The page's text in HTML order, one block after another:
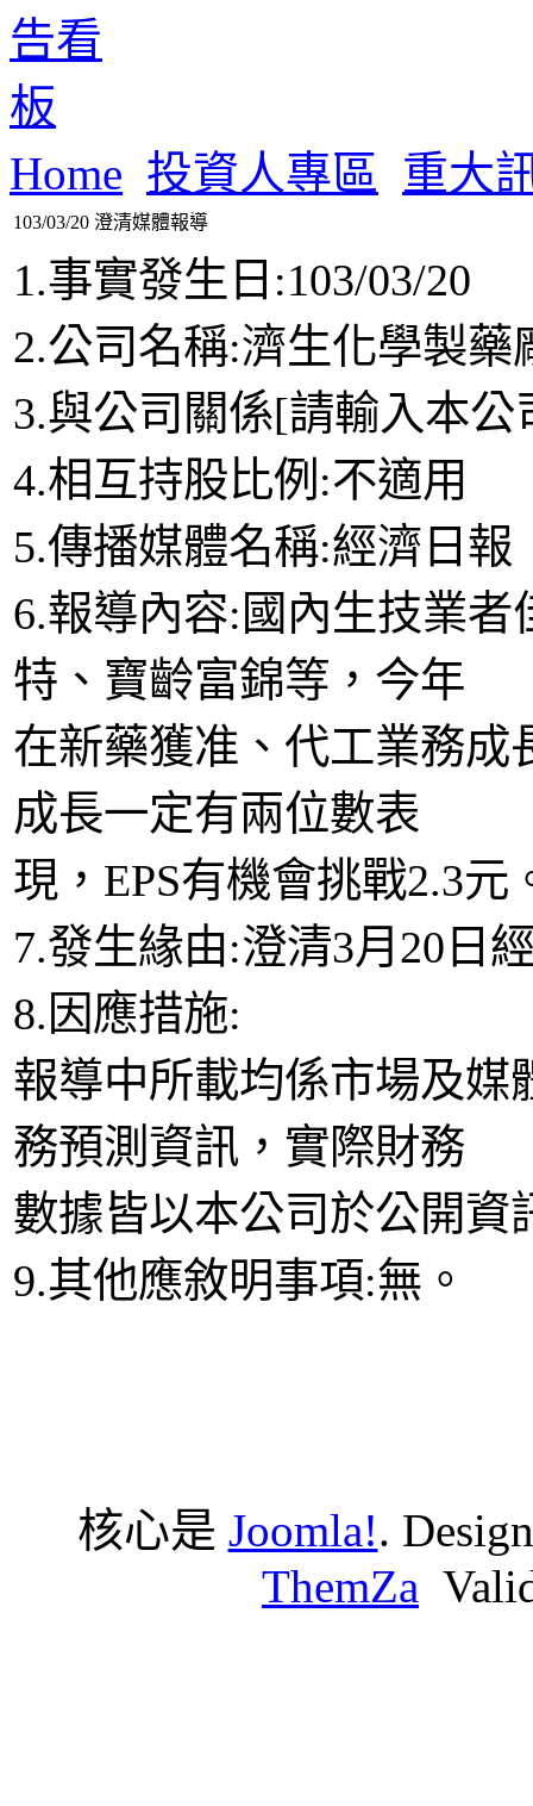
Home 投資人專區 重大
103/03/20 澄清媒體報導
1.事實發生日:103/03/20
2.公司名稱:濟生化學製藥
3.與公司關係[請輸入本
4.相互持股比例:不適用
5.傳播媒體名稱:經濟日報
6.報導內容:國內生技業者
特、寶齡富錦等，今年
在新藥獲准、代工業務成
成長一定有兩位數表
現，EPS有機會挑戰2.3元
7.發生緣由:澄清3月20日
8.因應措施:
報導中所載均係市場及媒
務預測資訊，實際財務
數據皆以本公司於公開資
9.其他應敘明事項:無。
核心是 Joomla!.
ThemZa